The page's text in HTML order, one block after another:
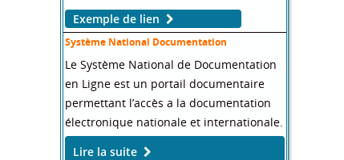
Exemple de lien
Système National Documentation
Le Système National de Documentation
en Ligne est un portail documentaire
permettant l’accès a la documentation
électronique nationale et internationale.
Lire la suite